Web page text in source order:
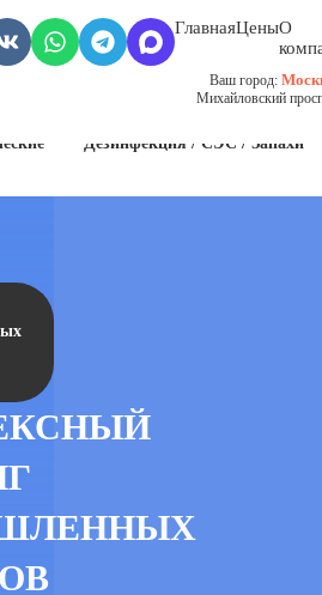
ГлавнаяЦеныО
Ваш город:
Михайловский
Дезинфекция / СЭС / Запахи